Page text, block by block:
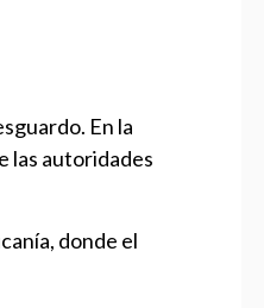
En la
las autoridades
donde el